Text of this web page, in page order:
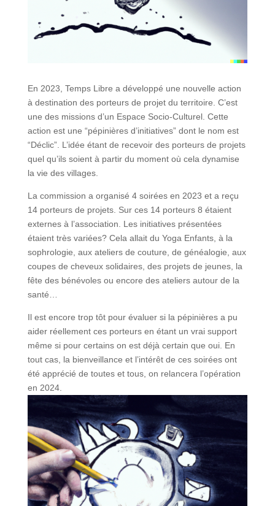
En 2023, Temps Libre a développé une nouvelle action
à destination des porteurs de projet du territoire. C’est
une des missions d’un Espace Socio-Culturel. Cette
action est une “pépinières d’initiatives” dont le nom est
“Déclic”. L’idée étant de recevoir des porteurs de projets
quel qu’ils soient à partir du moment où cela dynamise
la vie des villages.
La commission a organisé 4 soirées en 2023 et a reçu
14 porteurs de projets. Sur ces 14 porteurs 8 étaient
externes à l’association. Les initiatives présentées
étaient très variées? Cela allait du Yoga Enfants, à la
sophrologie, aux ateliers de couture, de généalogie, aux
coupes de cheveux solidaires, des projets de jeunes, la
fête des bénévoles ou encore des ateliers autour de la
santé…
Il est encore trop tôt pour évaluer si la pépinières a pu
aider réellement ces porteurs en étant un vrai support
même si pour certains on est déjà certain que oui. En
tout cas, la bienveillance et l’intérêt de ces soirées ont
été apprécié de toutes et tous, on relancera l’opération
en 2024.